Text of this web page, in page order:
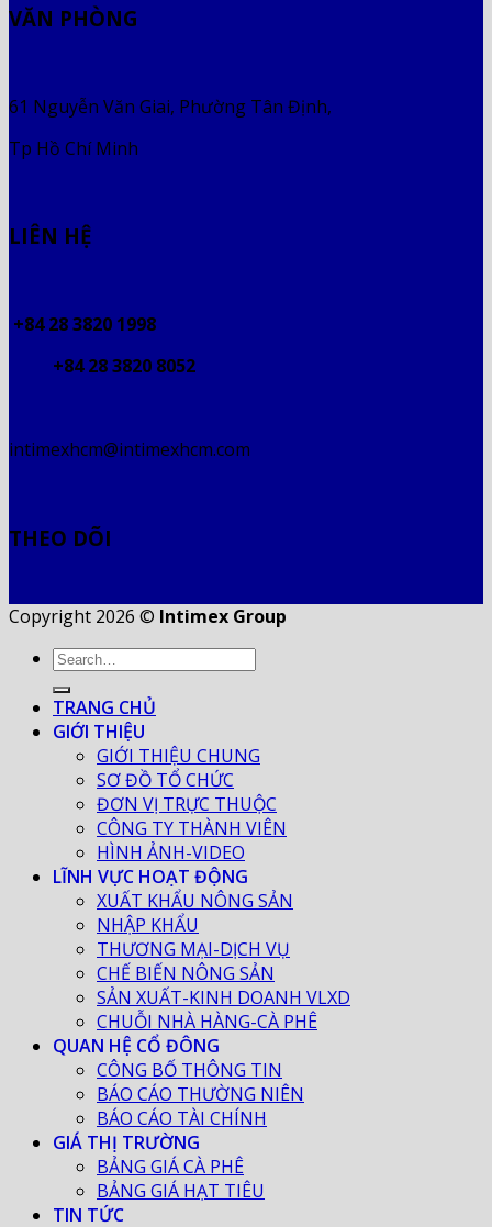
VĂN PHÒNG
61 Nguyễn Văn Giai, Phường Tân Định,
Tp Hồ Chí Minh
LIÊN HỆ
+84 28 3820 1998
+84 28 3820 8052
intimexhcm@intimexhcm.com
THEO DÕI
Copyright 2026 © Intimex Group
TRANG CHỦ
GIỚI THIỆU
GIỚI THIỆU CHUNG
SƠ ĐỒ TỔ CHỨC
ĐƠN VỊ TRỰC THUỘC
CÔNG TY THÀNH VIÊN
HÌNH ẢNH-VIDEO
LĨNH VỰC HOẠT ĐỘNG
XUẤT KHẨU NÔNG SẢN
NHẬP KHẨU
THƯƠNG MẠI-DỊCH VỤ
CHẾ BIẾN NÔNG SẢN
SẢN XUẤT-KINH DOANH VLXD
CHUỖI NHÀ HÀNG-CÀ PHÊ
QUAN HỆ CỔ ĐÔNG
CÔNG BỐ THÔNG TIN
BÁO CÁO THƯỜNG NIÊN
BÁO CÁO TÀI CHÍNH
GIÁ THỊ TRƯỜNG
BẢNG GIÁ CÀ PHÊ
BẢNG GIÁ HẠT TIÊU
TIN TỨC